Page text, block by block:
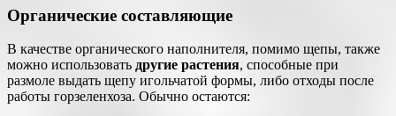
Органические составляющие
В качестве органического наполнителя, помимо щепы, также
можно использовать другие растения, способные при
размоле выдать щепу игольчатой формы, либо отходы после
работы горзеленхоза. Обычно остаются: